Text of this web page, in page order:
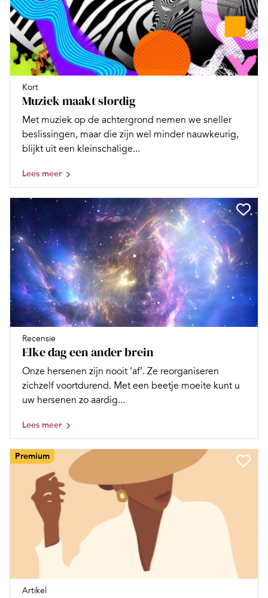
Kort
Muziek maakt slordig
Met muziek op de achtergrond nemen we sneller
beslissingen, maar die zijn wel minder nauwkeurig,
blijkt uit een kleinschalige...
Lees meer
Recensie
Elke dag een ander brein
Onze hersenen zijn nooit ‘af’. Ze reorganiseren
zichzelf voortdurend. Met een beetje moeite kunt u
uw hersenen zo aardig...
Lees meer
Premium
Artikel